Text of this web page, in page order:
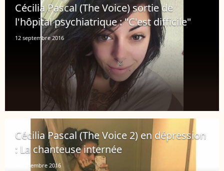
Cécilia Pascal (The Voice) sortie de
l'hôpital psychiatrique : "C'est difficile"
12 septembre 2016
Cécilia Pascal (The Voice 2) en dépression
: La chanteuse internée
5 septembre 2016